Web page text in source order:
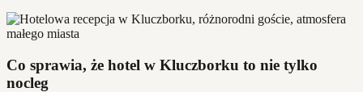
Co sprawia, że hotel w Kluczborku to nie tylko
nocleg